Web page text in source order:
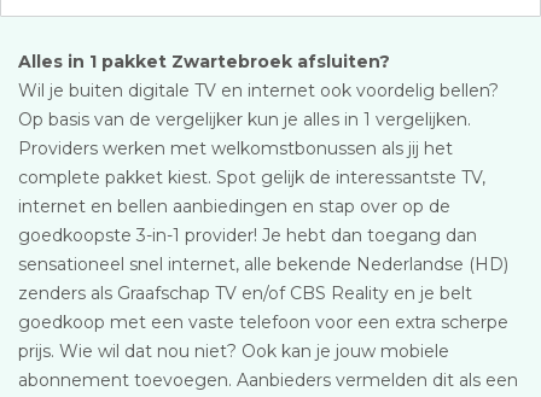
Alles in 1 pakket Zwartebroek afsluiten?
Wil je buiten digitale TV en internet ook voordelig bellen?
Op basis van de vergelijker kun je alles in 1 vergelijken.
Providers werken met welkomstbonussen als jij het
complete pakket kiest. Spot gelijk de interessantste TV,
internet en bellen aanbiedingen en stap over op de
goedkoopste 3-in-1 provider! Je hebt dan toegang dan
sensationeel snel internet, alle bekende Nederlandse (HD)
zenders als Graafschap TV en/of CBS Reality en je belt
goedkoop met een vaste telefoon voor een extra scherpe
prijs. Wie wil dat nou niet? Ook kan je jouw mobiele
abonnement toevoegen. Aanbieders vermelden dit als een